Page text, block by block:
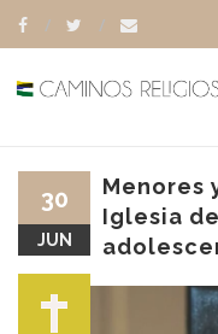
Menores
Iglesia
30
JUN